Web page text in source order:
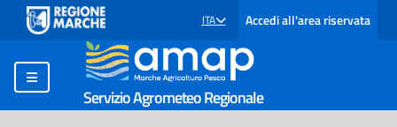
SELEZIONE LINGUA: LINGUA SELEZIONATA
ITA Accedi all'area riservata
Servizio Agrometeo Regionale